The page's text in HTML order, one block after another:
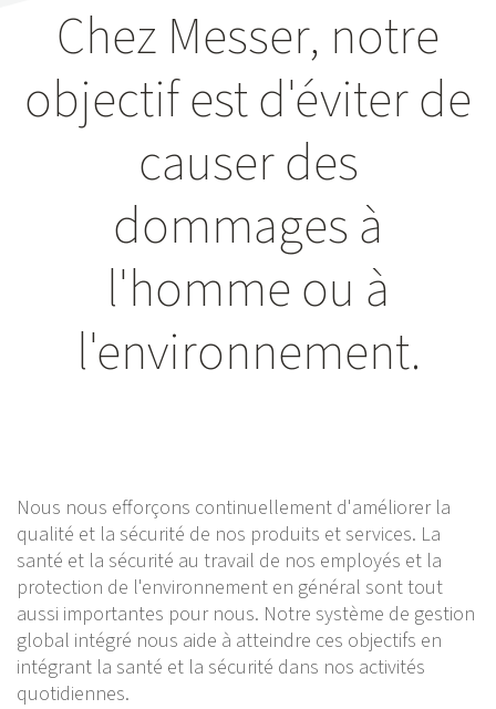
Chez Messer, notre
objectif est d'éviter de
causer des
dommages à
l'homme ou à
l'environnement.
Nous nous efforçons continuellement d'améliorer la
qualité et la sécurité de nos produits et services. La
santé et la sécurité au travail de nos employés et la
protection de l'environnement en général sont tout
aussi importantes pour nous. Notre système de gestion
global intégré nous aide à atteindre ces objectifs en
intégrant la santé et la sécurité dans nos activités
quotidiennes.